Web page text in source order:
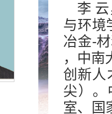
李
与环境
冶金-
，中南
创新人
尖）。
室、国